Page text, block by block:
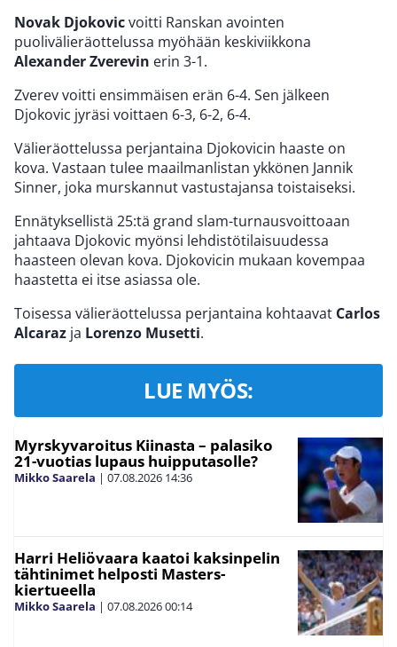
Novak Djokovicvoitti Ranskan avointen
puolivälieräottelussa myöhään keskiviikkona
Alexander Zverevin erin 3-1.
Zverev voitti ensimmäisen erän 6-4. Sen jälkeen
Djokovic jyräsi voittaen 6-3, 6-2, 6-4.
Välieräottelussa perjantaina Djokovicin haaste on
kova. Vastaan tulee maailmanlistan ykkönen Jannik
Sinner, joka murskannut vastustajansa toistaiseksi.
Ennätyksellistä 25:tä grand slam-turnausvoittoaan
jahtaava Djokovic myönsi lehdistötilaisuudessa
haasteen olevan kova. Djokovicin mukaan kovempaa
haastetta ei itse asiassa ole.
Toisessa välieräottelussa perjantaina kohtaavat Carlos
Alcaraz ja Lorenzo Musetti.
LUE MYÖS:
Myrskyvaroitus Kiinasta – palasiko
21-vuotias lupaus huipputasolle?
Mikko Saarela | 07.08.2026 14:36
Harri Heliövaara kaatoi kaksinpelin
tähtinimet helposti Masters-
kiertueella
Mikko Saarela | 07.08.202600:14